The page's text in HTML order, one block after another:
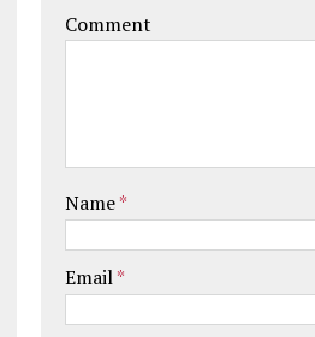
Comment
Name*
Email*